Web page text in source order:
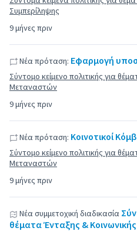
9 μήνες πριν
Συμπερίληψης
9 μήνες πριν
Νέα πρόταση: Εφαρμογή
Σύντομο κείμενο πολιτικής για
Μεταναστών
9 μήνες πριν
Νέα πρόταση: Κοινοτικοί
Σύντομο κείμενο πολιτικής για
Μεταναστών
Νέα συμμετοχική διαδικασία
θέματα Ένταξης &